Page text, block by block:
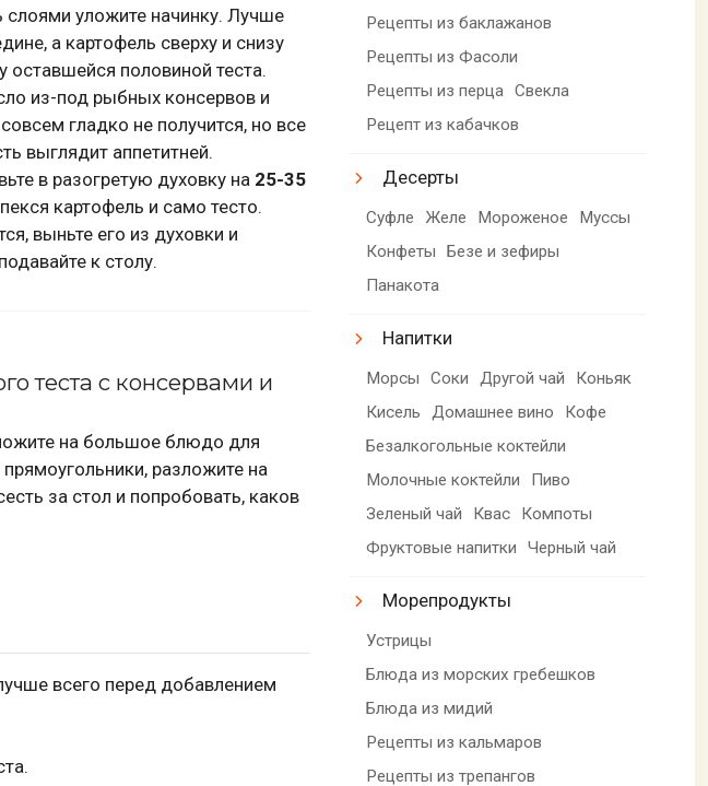
слоями уложите начинку. Лучше
а картофель сверху и снизу
оставшейся половиной теста.
из-под рыбных консервов и
гладко не получится, но все
выглядит аппетитней.
в разогретую духовку на 25-35
картофель и само тесто.
выньте его из духовки и
к столу.
теста с консервами и
на большое блюдо для
разложите на
за стол и попробовать, каков
всего перед добавлением
Рецепты из баклажанов
Рецепты из Фасоли
Рецепты из перца Свекла
Рецепт из кабачков
Десерты
Суфле Желе Мороженое
Муссы
Конфеты
Безе и зефиры
Панакота
Напитки
Морсы Соки Другой чай
Коньяк
Кисель
Домашнее вино
Кофе
Безалкогольные коктейли
Молочные коктейли
Пиво
Зеленый чай
Квас
Компоты
Фруктовые напитки
Черный чай
Морепродукты
Устрицы
Блюда из морских гребешков
Блюда из мидий
Рецепты из кальмаров
Рецепты из трепангов